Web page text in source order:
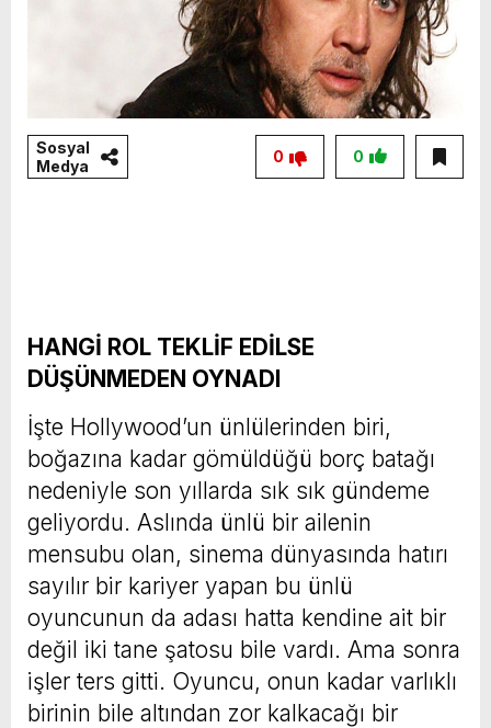
Sosyal
Medya
0
0
HANGİ ROL TEKLİF EDİLSE
DÜŞÜNMEDEN OYNADI
İşte Hollywood’un ünlülerinden biri,
boğazına kadar gömüldüğü borç batağı
nedeniyle son yıllarda sık sık gündeme
geliyordu. Aslında ünlü bir ailenin
mensubu olan, sinema dünyasında hatırı
sayılır bir kariyer yapan bu ünlü
oyuncunun da adası hatta kendine ait bir
değil iki tane şatosu bile vardı. Ama sonra
işler ters gitti. Oyuncu, onun kadar varlıklı
birinin bile altından zor kalkacağı bir